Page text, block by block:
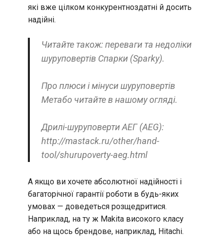
які вже цілком конкурентноздатні й досить
надійні.
Читайте також: переваги та недоліки
шуруповертів Спарки (Sparky).
Про плюси і мінуси шуруповертів
Метабо читайте в нашому огляді.
Дрилі-шуруповерти АЕГ (AEG):
http://mastack.ru/other/hand-
tool/shurupoverty-aeg.html
А якщо ви хочете абсолютної надійності і
багаторічної гарантії роботи в будь-яких
умовах — доведеться розщедритися.
Наприклад, на ту ж Makita високого класу
або на щось брендове, наприклад, Hitachi.